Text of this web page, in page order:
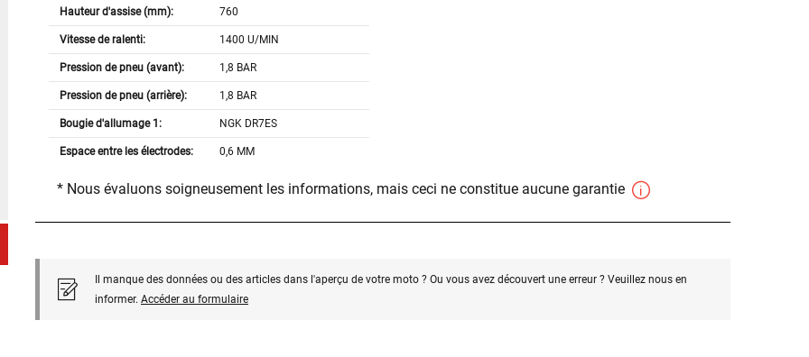
Hauteur d'assise (mm): 760
Vitesse de ralenti: 1400 U/MIN
Pression de pneu (avant): 1,8 BAR
Pression de pneu (arrière): 1,8 BAR
Bougie d'allumage 1: NGK DR7ES
Espace entre les électrodes: 0,6 MM
* Nous évaluons soigneusement les informations, mais ceci ne constitue aucune garantie
Il manque des données ou des articles dans l'aperçu de votre moto ? Ou vous avez découvert une erreur ? Veuillez nous en
informer. Accéder au formulaire